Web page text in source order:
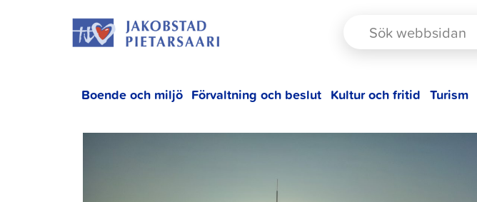
Boende och miljö Förvaltning och beslut Kultur och fritid Turism